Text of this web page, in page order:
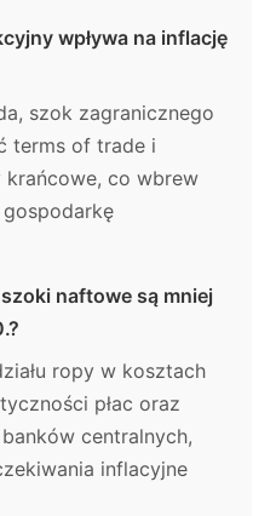
wpływa na inflację
szok zagranicznego
terms of trade i
co wbrew
gospodarkę
naftowe są mniej
ropy w kosztach
płac oraz
centralnych,
inflacyjne